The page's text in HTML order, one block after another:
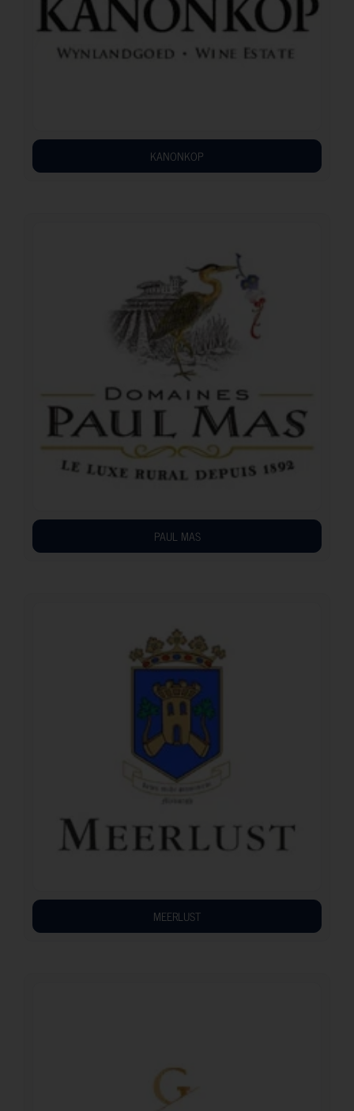
KANONKOP
PAUL MAS
MEERLUST